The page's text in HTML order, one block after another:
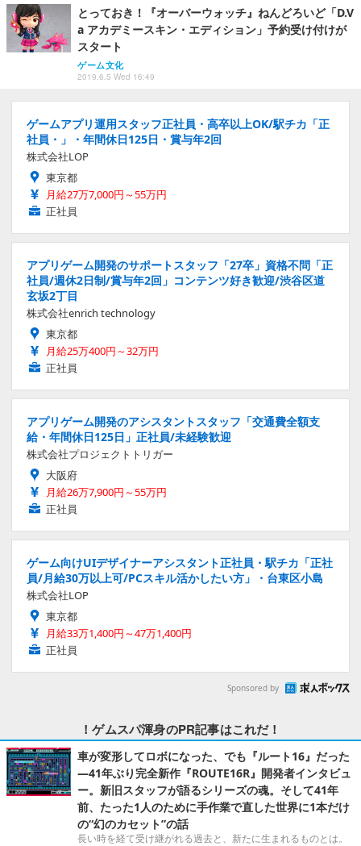
とっておき！『オーバーウォッチ』ねんどろいど「D.V
a アカデミースキン・エディション」予約受け付けが
スタート
ゲーム文化
2019.6.5 Wed 16:49
ゲームアプリ運用スタッフ正社員・高卒以上OK/駅チカ「正
社員・」・年間休日125日・賞与年2回
株式会社LOP
東京都
月給27万7,000円～55万円
正社員
アプリゲーム開発のサポートスタッフ「27卒」資格不問「正
社員/週休2日制/賞与年2回」コンテンツ好き歓迎/渋谷区道
玄坂2丁目
株式会社enrich technology
東京都
月給25万400円～32万円
正社員
アプリゲーム開発のアシスタントスタッフ「交通費全額支
給・年間休日125日」正社員/未経験歓迎
株式会社プロジェクトトリガー
大阪府
月給26万7,900円～55万円
正社員
ゲーム向けUIデザイナーアシスタント正社員・駅チカ「正社
員/月給30万以上可/PCスキル活かしたい方」・台東区小島
株式会社LOP
東京都
月給33万1,400円～47万1,400円
正社員
Sponsored by
！ゲムスパ渾身のPR記事はこれだ！
車が変形してロボになった、でも『ルート16』だった
―41年ぶり完全新作『ROUTE16R』開発者インタビュ
ー。新旧スタッフが語るシリーズの魂。そして41年
前、たった1人のために手作業で直した世界に1本だけ
の“幻のカセット”の話
長い時を経て受け継がれる過去と、新たに生まれるものとは。